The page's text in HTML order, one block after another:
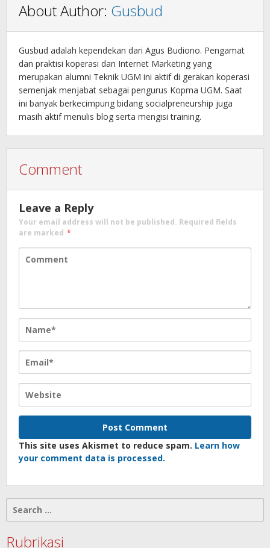
About Author: Gusbud
Gusbud adalah kependekan dari Agus Budiono. Pengamat
dan praktisi koperasi dan Internet Marketing yang
merupakan alumni Teknik UGM ini aktif di gerakan koperasi
semenjak menjabat sebagai pengurus Kopma UGM. Saat
ini banyak berkecimpung bidang socialpreneurship juga
masih aktif menulis blog serta mengisi training.
Comment
Leave a Reply
Your email address will not be published. Required fields
are marked *
This site uses Akismet to reduce spam. Learn how
your comment data is processed.
for:
Rubrikasi